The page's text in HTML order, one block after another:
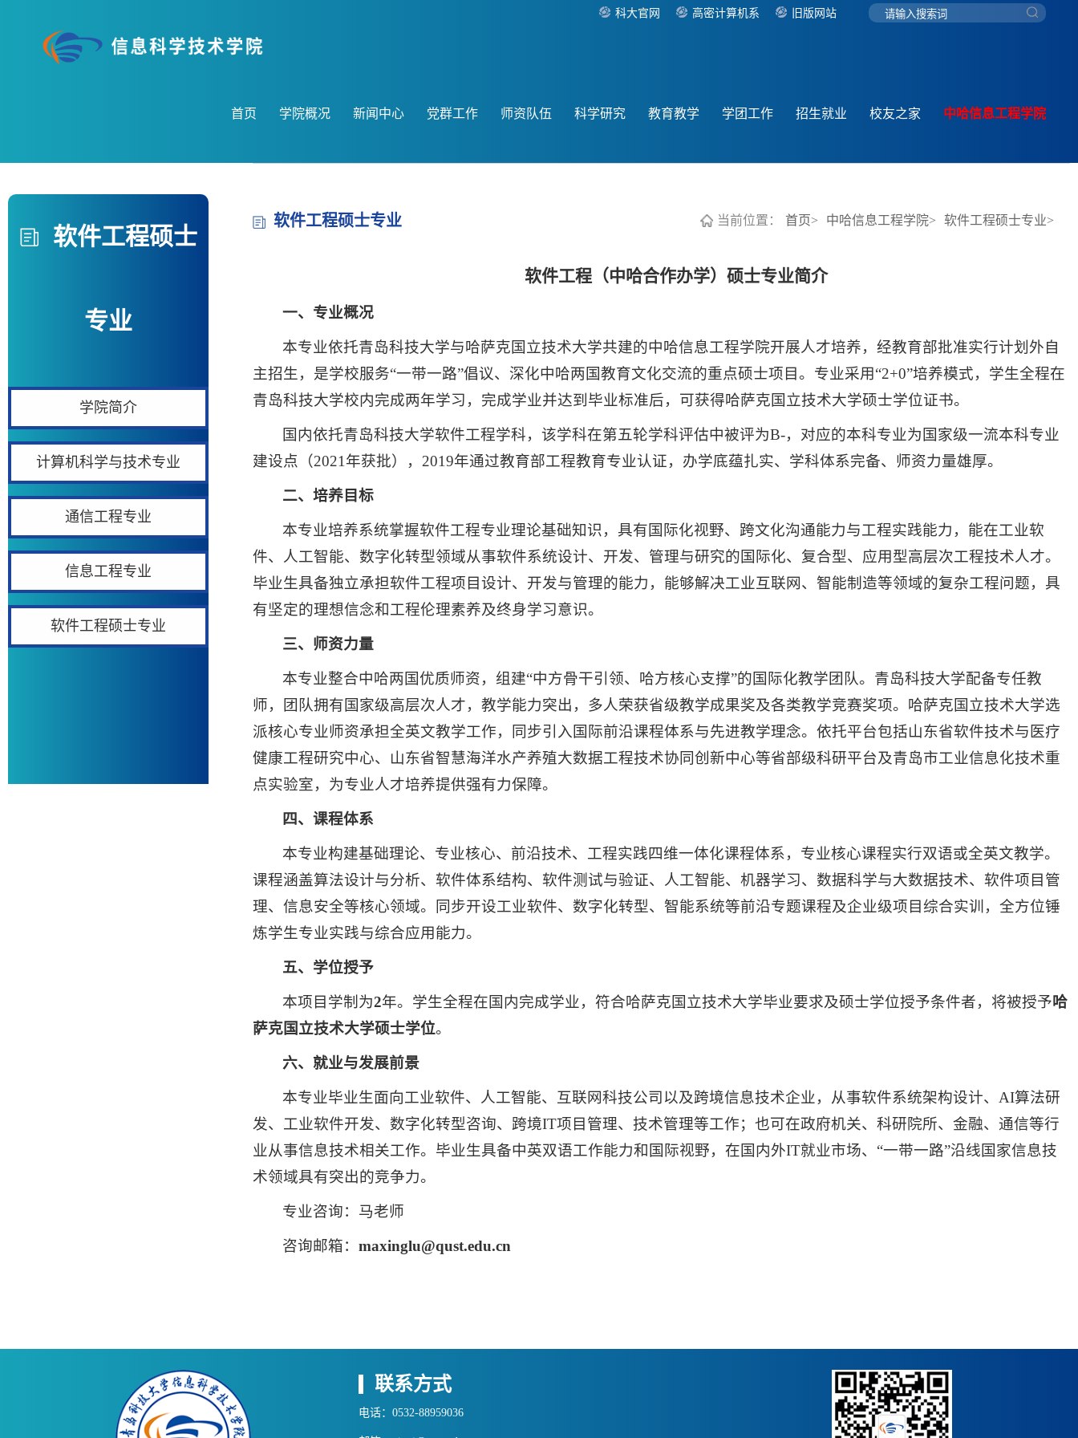
科大官网 高密计算机系 旧版网站
首页 学院概况 新闻中心 党群工作 师资队伍 科学研究 教育教学 学团工作 招生就业 校友之家 中哈信息工程学院
软件工程硕士
专业
学院简介
计算机科学与技术专业
通信工程专业
信息工程专业
软件工程硕士专业
软件工程硕士专业 当前位置： 首页> 中哈信息工程学院> 软件工程硕士专业>
软件工程（中哈合作办学）硕士专业简介
一、 专业概况
本专业依托青岛科技大学与哈萨克国立技术大学共建的中哈信息工程学院开展人才培养，经教育部批准实行计划外自
主招生，是学校服务“一带一路”倡议、深化中哈两国教育文化交流的重点硕士项目。专业采用“2+0”培养模式，学生全程在
青岛科技大学校内完成两年学习，完成学业并达到毕业标准后，可获得哈萨克国立技术大学硕士学位证书。
国内依托青岛科技大学软件工程学科，该学科在第五轮学科评估中被评为B-，对应的本科专业为国家级一流本科专业
建设点（2021年获批），2019年通过教育部工程教育专业认证，办学底蕴扎实、学科体系完备、师资力量雄厚。
二、培养目标
本专业培养系统掌握软件工程专业理论基础知识，具有国际化视野、跨文化沟通能力与工程实践能力，能在工业软
件、人工智能、数字化转型领域从事软件系统设计、开发、管理与研究的国际化、复合型、应用型高层次工程技术人才。
毕业生具备独立承担软件工程项目设计、开发与管理的能力，能够解决工业互联网、智能制造等领域的复杂工程问题，具
有坚定的理想信念和工程伦理素养及终身学习意识。
三、师资力量
本专业整合中哈两国优质师资，组建“中方骨干引领、哈方核心支撑”的国际化教学团队。青岛科技大学配备专任教
师，团队拥有国家级高层次人才，教学能力突出，多人荣获省级教学成果奖及各类教学竞赛奖项。哈萨克国立技术大学选
派核心专业师资承担全英文教学工作，同步引入国际前沿课程体系与先进教学理念。依托平台包括山东省软件技术与医疗
健康工程研究中心、山东省智慧海洋水产养殖大数据工程技术协同创新中心等省部级科研平台及青岛市工业信息化技术重
点实验室，为专业人才培养提供强有力保障。
四、课程体系
本专业构建基础理论、专业核心、前沿技术、工程实践四维一体化课程体系，专业核心课程实行双语或全英文教学。
课程涵盖算法设计与分析、软件体系结构、软件测试与验证、人工智能、机器学习、数据科学与大数据技术、软件项目管
理、信息安全等核心领域。同步开设工业软件、数字化转型、智能系统等前沿专题课程及企业级项目综合实训，全方位锤
炼学生专业实践与综合应用能力。
五、学位授予
本项目学制为2年。学生全程在国内完成学业，符合哈萨克国立技术大学毕业要求及硕士学位授予条件者，将被授予哈
萨克国立技术大学硕士学位。
六、就业与发展前景
本专业毕业生面向工业软件、人工智能、互联网科技公司以及跨境信息技术企业，从事软件系统架构设计、AI算法研
发、工业软件开发、数字化转型咨询、跨境IT项目管理、技术管理等工作；也可在政府机关、科研院所、金融、通信等行
业从事信息技术相关工作。毕业生具备中英双语工作能力和国际视野，在国内外IT就业市场、“一带一路”沿线国家信息技
术领域具有突出的竞争力。
专业咨询：马老师
咨询邮箱：maxinglu@qust.edu.cn
联系方式
电话：0532-88959036